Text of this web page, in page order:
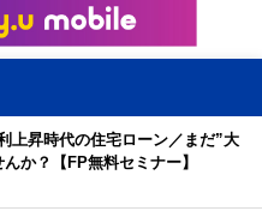
上昇時代の住宅ローン／まだ”大
か？【FP無料セミナー】